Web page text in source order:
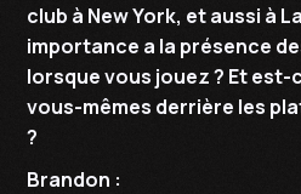
club à New York, et aussi à
importance a la présence
lorsque vous jouez ? Et est-
vous-mêmes derrière les
?
Brandon :